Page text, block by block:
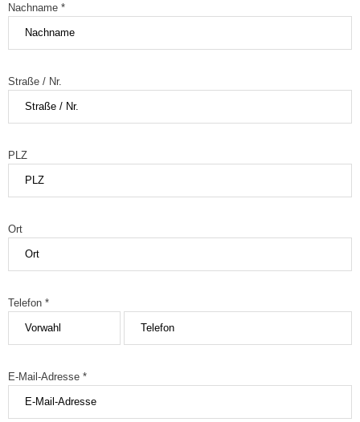
Nachname *
Straße / Nr.
PLZ
Ort
Telefon *
E-Mail-Adresse *